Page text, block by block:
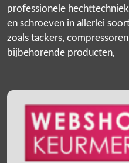
professionele
en schroeven in allerlei
zoals tackers,
bijbehorende producten,